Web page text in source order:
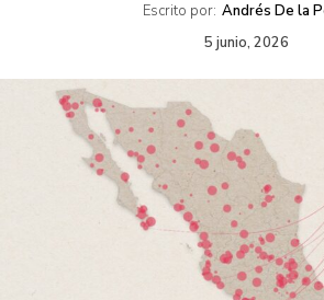
Escrito por: Andrés De la
5 junio, 2026